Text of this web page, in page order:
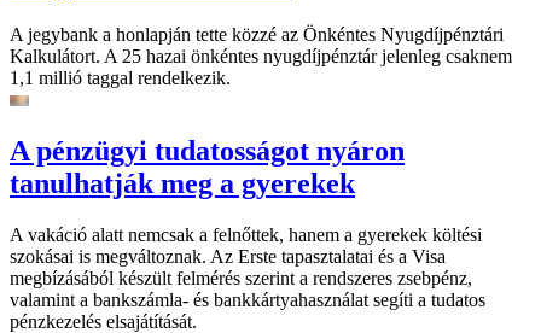
A jegybank a honlapján tette közzé az Önkéntes Nyugdíjpénztári
Kalkulátort. A 25 hazai önkéntes nyugdíjpénztár jelenleg csaknem
1,1 millió taggal rendelkezik.
A pénzügyi tudatosságot nyáron
tanulhatják meg a gyerekek
A vakáció alatt nemcsak a felnőttek, hanem a gyerekek költési
szokásai is megváltoznak. Az Erste tapasztalatai és a Visa
megbízásából készült felmérés szerint a rendszeres zsebpénz,
valamint a bankszámla- és bankkártyahasználat segíti a tudatos
pénzkezelés elsajátítását.